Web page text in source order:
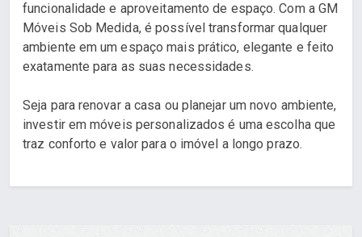
funcionalidade e aproveitamento de espaço. Com a GM
Móveis Sob Medida, é possível transformar qualquer
ambiente em um espaço mais prático, elegante e feito
exatamente para as suas necessidades.
Seja para renovar a casa ou planejar um novo ambiente,
investir em móveis personalizados é uma escolha que
traz conforto e valor para o imóvel a longo prazo.